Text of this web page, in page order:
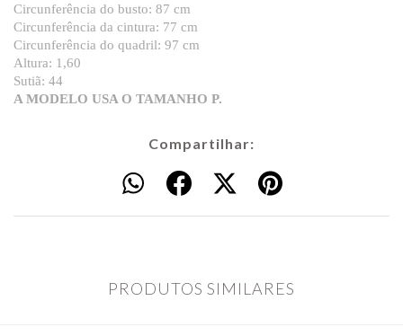
Circunferência do busto: 87 cm
Circunferência da cintura: 77 cm
Circunferência do quadril: 97 cm
Altura: 1,60
Sutiã: 44
A MODELO USA O TAMANHO P.
Compartilhar:
PRODUTOS SIMILARES